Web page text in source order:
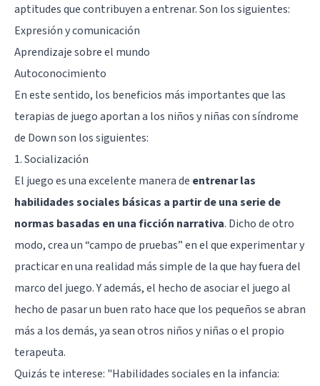
aptitudes que contribuyen a entrenar. Son los siguientes:
Expresión y comunicación
Aprendizaje sobre el mundo
Autoconocimiento
En este sentido, los beneficios más importantes que las
terapias de juego aportan a los niños y niñas con síndrome
de Down son los siguientes:
1. Socialización
El juego es una excelente manera de entrenar las
habilidades sociales básicas a partir de una serie de
normas basadas en una ficción narrativa. Dicho de otro
modo, crea un “campo de pruebas” en el que experimentar y
practicar en una realidad más simple de la que hay fuera del
marco del juego. Y además, el hecho de asociar el juego al
hecho de pasar un buen rato hace que los pequeños se abran
más a los demás, ya sean otros niños y niñas o el propio
terapeuta.
Quizás te interese: "Habilidades sociales en la infancia: